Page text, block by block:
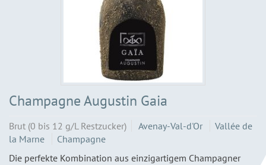
Champagne Augustin Gaia
Brut (0 bis 12 g/L Restzucker) Avenay-Val-d'Or
Vallée de
la Marne
Champagne
Die perfekte Kombination aus einzigartigem Champagner